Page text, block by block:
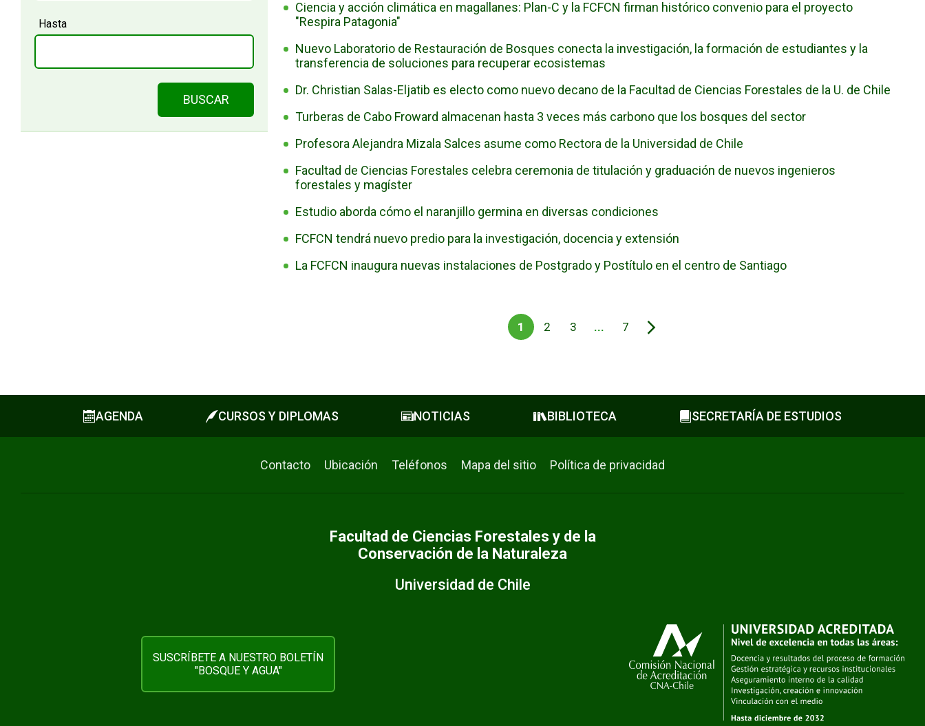
Hasta
Ciencia y acción climática en magallanes: Plan-C y la FCFCN firman histórico convenio para el proyecto
"Respira Patagonia"
Nuevo Laboratorio de Restauración de Bosques conecta la investigación, la formación de estudiantes y la
transferencia de soluciones para recuperar ecosistemas
Dr. Christian Salas-Eljatib es electo como nuevo decano de la Facultad de Ciencias Forestales de la U. de Chile
Turberas de Cabo Froward almacenan hasta 3 veces más carbono que los bosques del sector
Profesora Alejandra Mizala Salces asume como Rectora de la Universidad de Chile
Facultad de Ciencias Forestales celebra ceremonia de titulación y graduación de nuevos ingenieros
forestales y magíster
Estudio aborda cómo el naranjillo germina en diversas condiciones
FCFCN tendrá nuevo predio para la investigación, docencia y extensión
La FCFCN inaugura nuevas instalaciones de Postgrado y Postítulo en el centro de Santiago
1 2 3 ... 7
AGENDA CURSOS Y DIPLOMAS NOTICIAS BIBLIOTECA SECRETARÍA DE ESTUDIOS
Contacto Ubicación Teléfonos Mapa del sitio Política de privacidad
Facultad de Ciencias Forestales y de la
Conservación de la Naturaleza
Universidad de Chile
SUSCRÍBETE A NUESTRO BOLETÍN
"BOSQUE Y AGUA"